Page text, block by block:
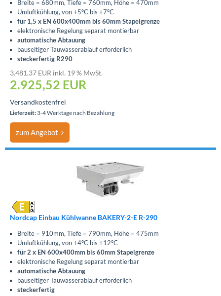
Breite = 680mm, Tiefe = 760mm, Höhe = 470mm
Umluftkühlung, von +5°C bis +7°C
für 1,5 x EN 600x400mm bis 60mm Stapelgrenze
elektronische Regelung separat montierbar
automatische Abtauung
bauseitiger Tauwasserablauf erforderlich
steckerfertig R290
3.481,37 EUR inkl. 19 % MwSt.
2.925,52 EUR
Versandkostenfrei
Lieferzeit: 3-4 Werktage nach Bezahlung
zum Angebot
Nordcap Einbau Kühlwanne BAKERY-2-E R-290
Breite = 910mm, Tiefe = 790mm, Höhe = 475mm
Umluftkühlung, von +4°C bis +12°C
für 2 x EN 600x400mm bis 60mm Stapelgrenze
elektronische Regelung separat montierbar
automatische Abtauung
bauseitiger Tauwasserablauf erforderlich
steckerfertig